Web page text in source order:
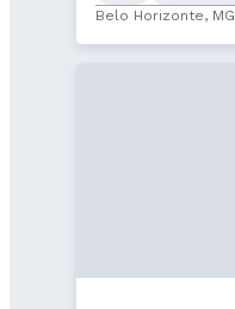
Belo Horizonte, MG